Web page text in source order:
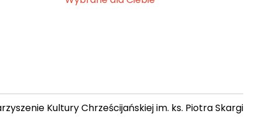
Kultury Chrześcijańskiej im. ks. Piotra Skargi